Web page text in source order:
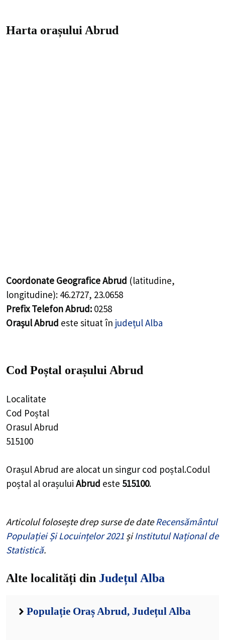
Harta orașului Abrud
Coordonate Geografice Abrud (latitudine,
longitudine): 46.2727, 23.0658
Prefix Telefon Abrud: 0258
Orașul Abrud este situat în județul Alba
Cod Poștal orașului Abrud
Localitate
Cod Poștal
Orasul Abrud
515100
Orașul Abrud are alocat un singur cod poștal.Codul
poștal al orașului Abrud este 515100.
Articolul folosește drep surse de dateRecensământul
Populației Și Locuințelor 2021 șiInstitutul Național de
Statistică.
Alte localități din Județul Alba
Populație Oraș Abrud, Județul Alba